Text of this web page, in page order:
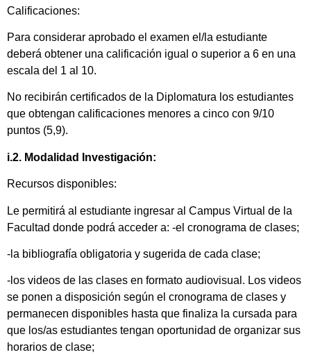
Calificaciones:
Para considerar aprobado el examen el/la estudiante
deberá obtener una calificación igual o superior a 6 en una
escala del 1 al 10.
No recibirán certificados de la Diplomatura los estudiantes
que obtengan calificaciones menores a cinco con 9/10
puntos (5,9).
i.2. Modalidad Investigación:
Recursos disponibles:
Le permitirá al estudiante ingresar al Campus Virtual de la
Facultad donde podrá acceder a: -el cronograma de clases;
-la bibliografía obligatoria y sugerida de cada clase;
-los videos de las clases en formato audiovisual. Los videos
se ponen a disposición según el cronograma de clases y
permanecen disponibles hasta que finaliza la cursada para
que los/as estudiantes tengan oportunidad de organizar sus
horarios de clase;